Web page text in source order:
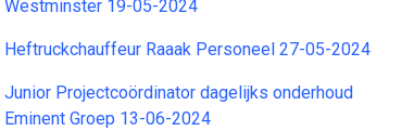
Westminster 19-05-2024
Heftruckchauffeur Raaak Personeel 27-05-2024
Junior Projectcoördinator dagelijks onderhoud
Eminent Groep 13-06-2024